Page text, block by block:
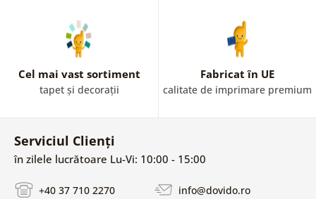
Cel mai vast sortiment
tapet și decorații
Fabricat în UE
calitate de imprimare premium
Serviciul Clienți
în zilele lucrătoare Lu-Vi: 10:00 - 15:00
+40 37 710 2270 info@dovido.ro